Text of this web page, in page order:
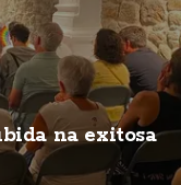
na exitosa